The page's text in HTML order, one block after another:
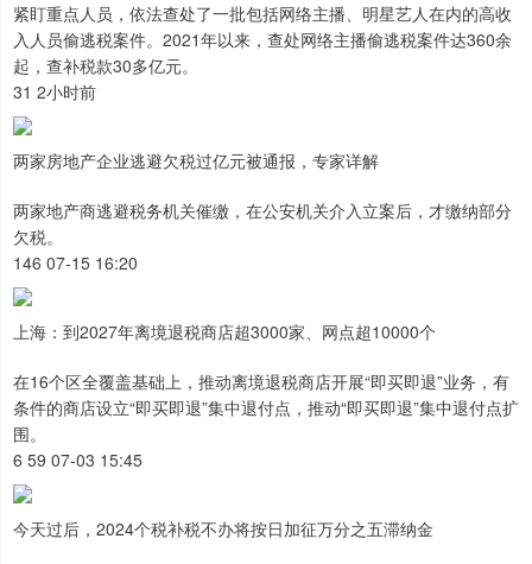
紧盯重点人员，依法查处了一批包括网络主播、明星艺人在内的高收
入人员偷逃税案件。2021年以来，查处网络主播偷逃税案件达360余
起，查补税款30多亿元。
31 2小时前
两家房地产企业逃避欠税过亿元被通报，专家详解
两家地产商逃避税务机关催缴，在公安机关介入立案后，才缴纳部分
欠税。
146 07-15 16:20
上海：到2027年离境退税商店超3000家、网点超10000个
在16个区全覆盖基础上，推动离境退税商店开展“即买即退”业务，有
条件的商店设立“即买即退”集中退付点，推动“即买即退”集中退付点扩
围。
6 59 07-03 15:45
今天过后，2024个税补税不办将按日加征万分之五滞纳金